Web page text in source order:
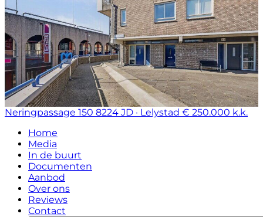
Neringpassage 150 8224 JD · Lelystad € 250.000 k.k.
Home
Media
In de buurt
Documenten
Aanbod
Over ons
Reviews
Contact